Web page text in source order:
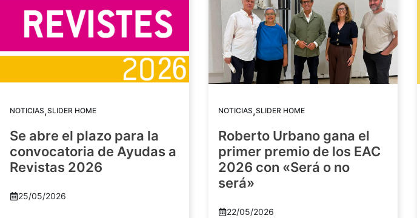
NOTICIAS,SLIDER HOME
Se abre el plazo para la
convocatoria de Ayudas a
Revistas 2026
25/05/2026
NOTICIAS,SLIDER HOME
Roberto Urbano gana el
primer premio de los EAC
2026 con «Será o no
será»
22/05/2026